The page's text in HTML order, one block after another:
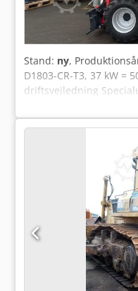
Stand: ny,
D1803-CR-T3, 37 kW
driftsvejledning
selvkørende < 25 km/t
bolt og surringsøjer